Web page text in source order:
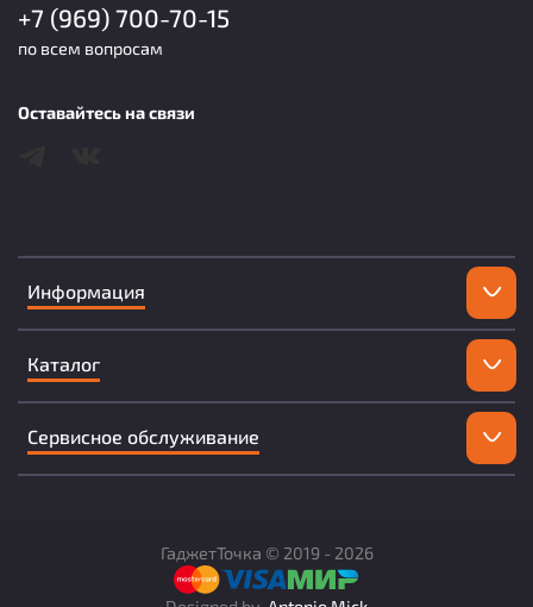
Информация
Каталог
Сервисное обслуживание
+7 (969) 700-70-15
по всем вопросам
Оставайтесь на связи
ГаджетТочка © 2019 - 2026